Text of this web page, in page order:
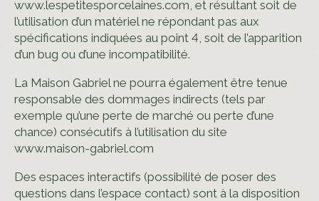
www.lespetitesporcelaines.com, et résultant soit de
l’utilisation d’un matériel ne répondant pas aux
spécifications indiquées au point 4, soit de l’apparition
d’un bug ou d’une incompatibilité.
La Maison Gabriel ne pourra également être tenue
responsable des dommages indirects (tels par
exemple qu’une perte de marché ou perte d’une
chance) consécutifs à l’utilisation du site
www.maison-gabriel.com
Des espaces interactifs (possibilité de poser des
questions dans l’espace contact) sont à la disposition